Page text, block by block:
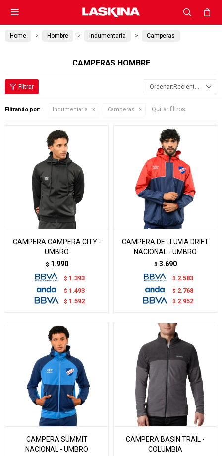

Home Hombre Indumentaria Camperas
CAMPERAS HOMBRE
Recientes
Filtrando por: Indumentaria Camperas Quitar filtros
CAMPERA CAMPERA CITY -
UMBRO
$ 1.990
$ 1.393
$ 1.493
$ 1.592
CAMPERA DE LLUVIA DRIFT
NACIONAL - UMBRO
$ 3.690
$ 2.583
$ 2.768
$ 2.952
CAMPERA SUMMIT
NACIONAL - UMBRO
CAMPERA BASIN TRAIL -
COLUMBIA